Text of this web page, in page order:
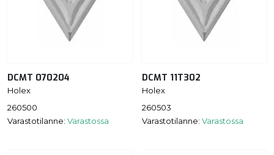
DCMT 070204
Holex
260500
Varastotilanne: Varastossa
DCMT 11T302
Holex
260503
Varastotilanne: Varastossa